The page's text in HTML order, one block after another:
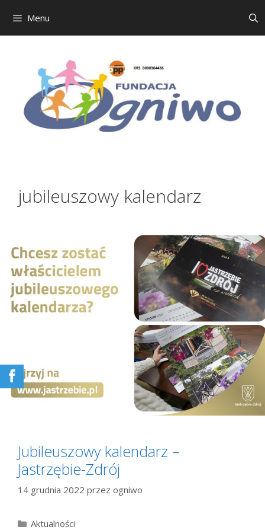
Menu
jubileuszowy kalendarz
Jubileuszowy kalendarz –
Jastrzębie-Zdrój
14 grudnia 2022 przez ogniwo
Kategorie
Aktualności